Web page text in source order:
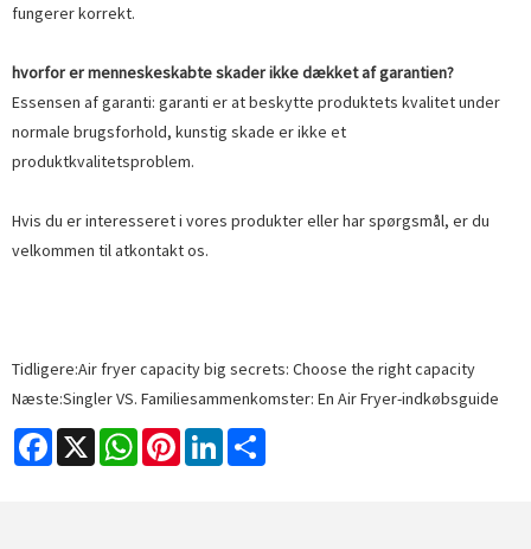
fungerer korrekt.
hvorfor er menneskeskabte skader ikke dækket af garantien?
Essensen af ​​garanti: garanti er at beskytte produktets kvalitet under
normale brugsforhold, kunstig skade er ikke et
produktkvalitetsproblem.
Hvis du er interesseret i vores produkter eller har spørgsmål, er du
velkommen til atkontakt os.
Tidligere:Air fryer capacity big secrets: Choose the right capacity
Næste:Singler VS. Familiesammenkomster: En Air Fryer-indkøbsguide
Facebook
X WhatsAppPinterestLinkedIn